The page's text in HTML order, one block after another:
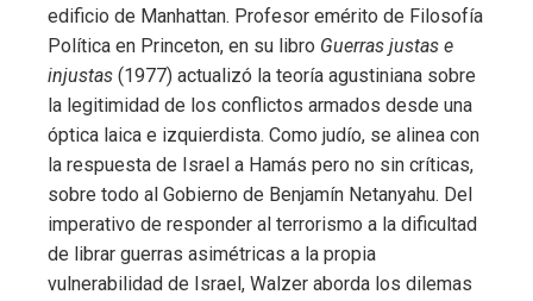
edificio de Manhattan. Profesor emérito de Filosofía
Política en Princeton, en su libro Guerras justas e
injustas (1977) actualizó la teoría agustiniana sobre
la legitimidad de los conflictos armados desde una
óptica laica e izquierdista. Como judío, se alinea con
la respuesta de Israel a Hamás pero no sin críticas,
sobre todo al Gobierno de Benjamín Netanyahu. Del
imperativo de responder al terrorismo a la dificultad
de librar guerras asimétricas a la propia
vulnerabilidad de Israel, Walzer aborda los dilemas